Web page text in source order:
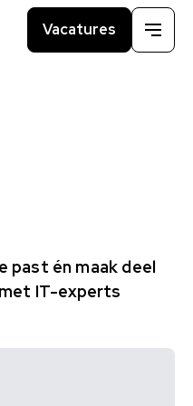
Vacatures
Menu
past én maak deel
IT-experts